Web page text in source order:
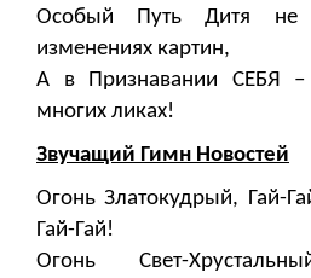
Особый Путь Дитя не
изменениях картин,
А в Признавании СЕБЯ
многих ликах!
Звучащий Гимн Новостей
Огонь Златокудрый, Гай-
Гай-Гай!
Огонь Свет-